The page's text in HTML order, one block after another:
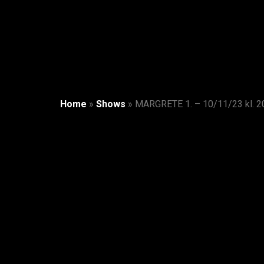
Home » Shows » MARGRETE 1. – 10/11/23 kl.